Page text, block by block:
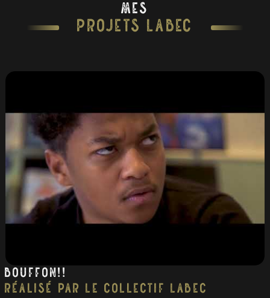
Mes
Projets Labec
Bouffon!!
réalisé par Le collectif Labec